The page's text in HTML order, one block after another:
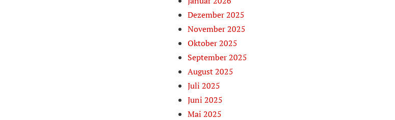
Dezember 2025
November 2025
Oktober 2025
September 2025
August 2025
Juli 2025
Juni 2025
Mai 2025